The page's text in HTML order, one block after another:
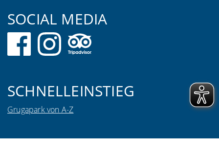
SOCIAL MEDIA
SCHNELLEINSTIEG
Grugapark von A-Z